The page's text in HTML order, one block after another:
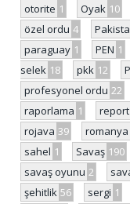
otorite 1 Oyak 10
özel ordu 4
paraguay 1 PEN 1
selek 18 pkk 12
profesyonel ordu 22
raporlama 1 report
rojava 39 romanya
sahel 1 Savaş 190
savaş oyunu 2
şehitlik 56 sergi 1